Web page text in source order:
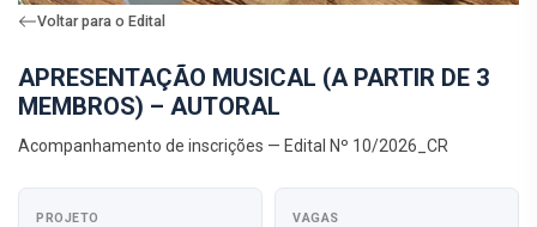
Voltar para o Edital
APRESENTAÇÃO MUSICAL (A PARTIR DE 3
MEMBROS) – AUTORAL
Acompanhamento de inscrições — Edital Nº 10/2026_CR
PROJETO VAGAS